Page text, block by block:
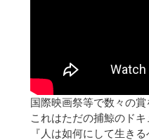
国際映画祭等で数々の賞
これはただの捕鯨のドキ
『人は如何にして生き